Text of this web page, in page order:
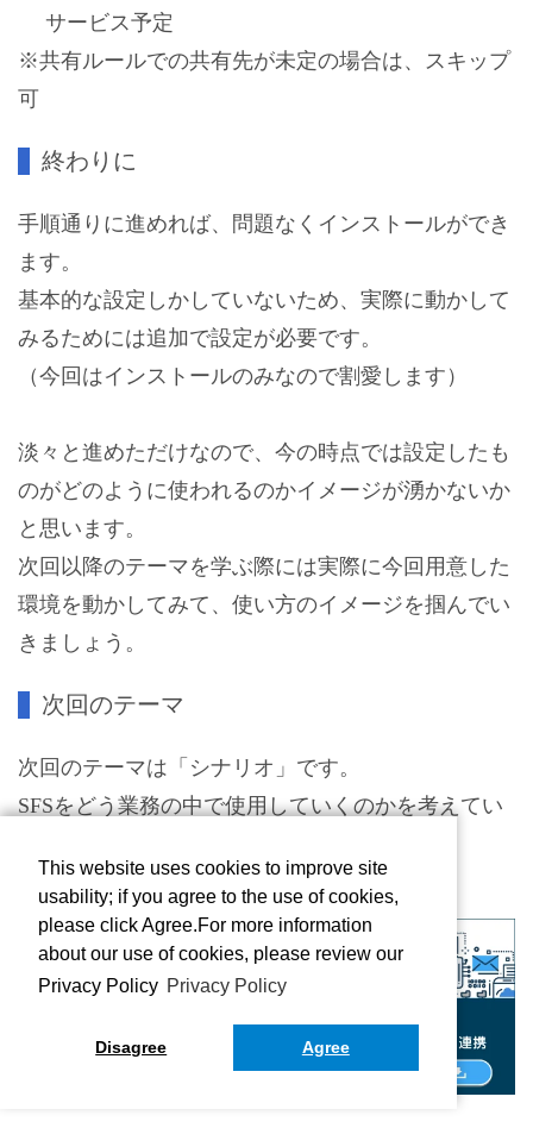
サービス予定
※共有ルールでの共有先が未定の場合は、スキップ
可
終わりに
手順通りに進めれば、問題なくインストールができ
ます。
基本的な設定しかしていないため、実際に動かして
みるためには追加で設定が必要です。
（今回はインストールのみなので割愛します）
淡々と進めただけなので、今の時点では設定したも
のがどのように使われるのかイメージが湧かないか
と思います。
次回以降のテーマを学ぶ際には実際に今回用意した
環境を動かしてみて、使い方のイメージを掴んでい
きましょう。
次回のテーマ
次回のテーマは「シナリオ」です。
SFSをどう業務の中で使用していくのかを考えてい
次回もお楽しみに！
This website uses cookies to improve site
usability; if you agree to the use of cookies,
please click Agree.For more information
about our use of cookies, please review our
Privacy Policy Privacy Policy
Disagree Agree